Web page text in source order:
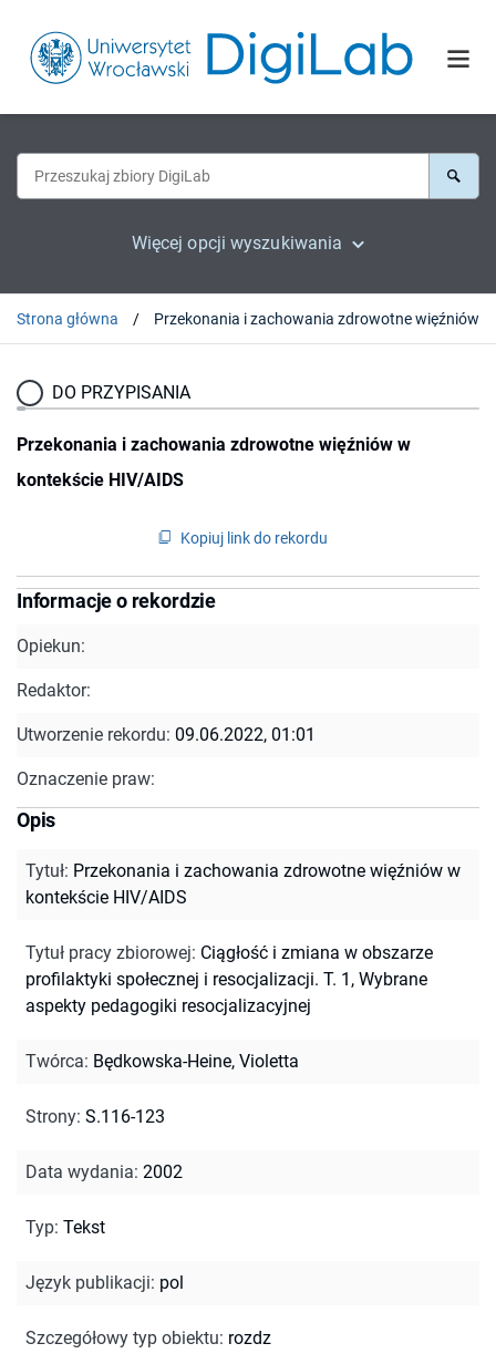
Więcej opcji wyszukiwania
Strona główna
DO PRZYPISANIA
Przekonania i zachowania zdrowotne więźniów w
kontekście HIV/AIDS
Kopiuj link do rekordu
Informacje o rekordzie
Opiekun:
Redaktor:
Utworzenie rekordu: 09.06.2022, 01:01
Oznaczenie praw:
Opis
Tytuł: Przekonania i zachowania zdrowotne więźniów w
kontekście HIV/AIDS
Tytuł pracy zbiorowej: Ciągłość i zmiana w obszarze
profilaktyki społecznej i resocjalizacji. T. 1, Wybrane
aspekty pedagogiki resocjalizacyjnej
Twórca: Będkowska-Heine, Violetta
Strony: S.116-123
Data wydania: 2002
Typ: Tekst
Język publikacji: pol
Szczegółowy typ obiektu: rozdz